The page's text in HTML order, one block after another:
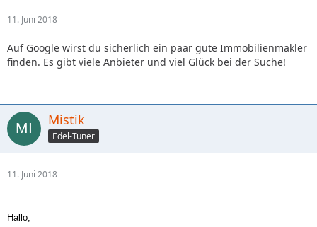
11. Juni 2018
Auf Google wirst du sicherlich ein paar gute Immobilienmakler
finden. Es gibt viele Anbieter und viel Glück bei der Suche!
Mistik
Edel-Tuner
11. Juni 2018
Hallo,